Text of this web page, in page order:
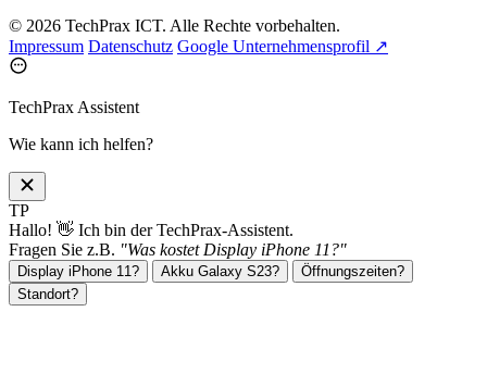
© 2026 TechPrax ICT. Alle Rechte vorbehalten.
Impressum Datenschutz Google Unternehmensprofil ↗
TechPrax Assistent
Wie kann ich helfen?
TP
Hallo! 👋 Ich bin der TechPrax-Assistent.
Fragen Sie z.B. "Was kostet Display iPhone 11?"
Display iPhone 11? Akku Galaxy S23?
Öffnungszeiten?
Standort?